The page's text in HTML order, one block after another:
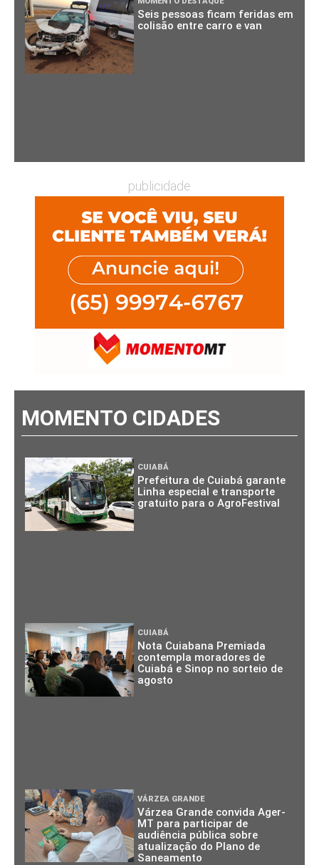
Seis pessoas ficam feridas em
colisão entre carro e van
publicidade
MOMENTO CIDADES
CUIABÁ
Prefeitura de Cuiabá garante
Linha especial e transporte
gratuito para o AgroFestival
CUIABÁ
Nota Cuiabana Premiada
contempla moradores de
Cuiabá e Sinop no sorteio de
agosto
VÁRZEA GRANDE
Várzea Grande convida Ager-
MT para participar de
audiência pública sobre
atualização do Plano de
Saneamento